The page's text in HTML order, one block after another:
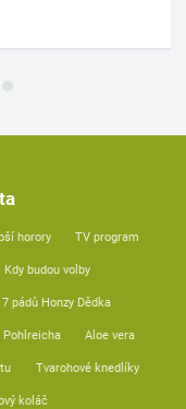
horory TV program
Kdy budou volby
7 pádů Honzy Dědka
Pohlreicha Aloe vera
Tvarohové knedlíky
koláč